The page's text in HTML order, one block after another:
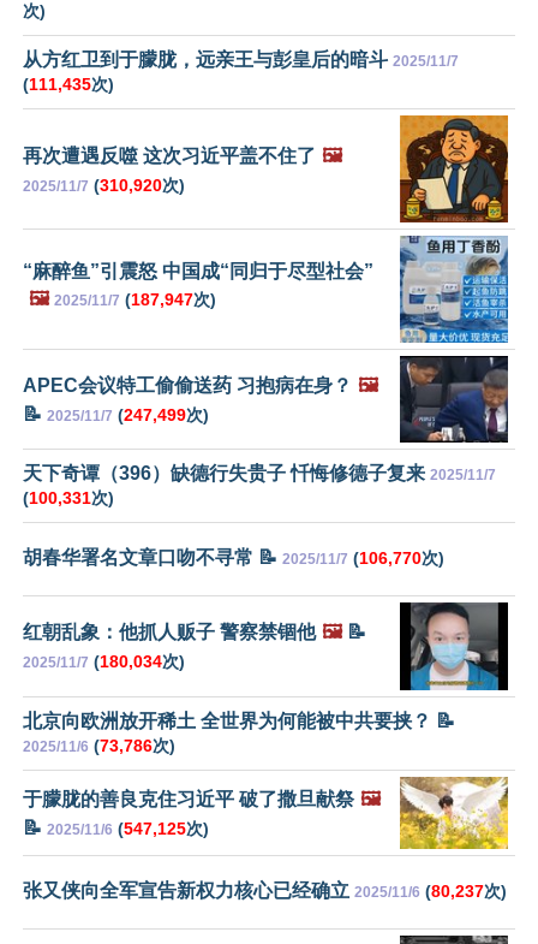
次)
从方红卫到于朦胧，远亲王与彭皇后的暗斗 2025/11/7
(111,435次)
再次遭遇反噬 这次习近平盖不住了 🖼️
2025/11/7 (310,920次)
“麻醉鱼”引震怒 中国成“同归于尽型社会”
🖼️ 2025/11/7 (187,947次)
APEC会议特工偷偷送药 习抱病在身？ 🖼️
📝 2025/11/7 (247,499次)
天下奇谭（396）缺德行失贵子 忏悔修德子复来 2025/11/7
(100,331次)
胡春华署名文章口吻不寻常 📝 2025/11/7 (106,770次)
红朝乱象：他抓人贩子 警察禁锢他 🖼️📝
2025/11/7 (180,034次)
北京向欧洲放开稀土 全世界为何能被中共要挟？ 📝
2025/11/6 (73,786次)
于朦胧的善良克住习近平 破了撒旦献祭 🖼️
📝 2025/11/6 (547,125次)
张又侠向全军宣告新权力核心已经确立 2025/11/6 (80,237次)